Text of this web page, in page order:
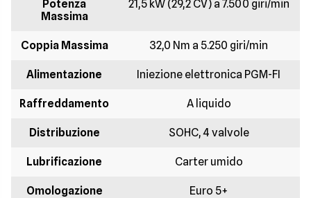
Potenza
Massima
21,5 kW (29,2 CV) a 7.500 giri/min
Coppia Massima 32,0 Nm a 5.250 giri/min
Alimentazione Iniezione elettronica PGM-FI
Raffreddamento A liquido
Distribuzione SOHC, 4 valvole
Lubrificazione Carter umido
Omologazione Euro 5+